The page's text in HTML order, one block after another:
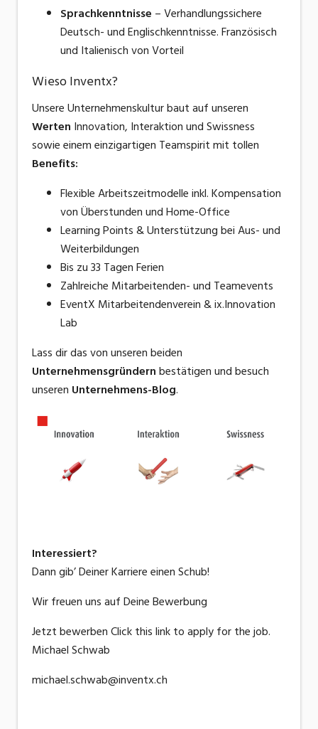
Sprachkenntnisse – Verhandlungssichere
Deutsch- und Englischkenntnisse. Französisch
und Italienisch von Vorteil
Wieso Inventx?
Unsere Unternehmenskultur baut auf unseren
Werten Innovation, Interaktion und Swissness
sowieeinem einzigartigen Teamspiritmit tollen
Benefits:
Flexible Arbeitszeitmodelle inkl. Kompensation
von Überstunden und Home-Office
Learning Points & Unterstützung bei Aus- und
Weiterbildungen
Bis zu 33 Tagen Ferien
Zahlreiche Mitarbeitenden- und Teamevents
EventX Mitarbeitendenverein & ix.Innovation
Lab
Lass dir das von unseren beiden
Unternehmensgründernbestätigen und besuch
unseren Unternehmens-Blog.
Interessiert?
Dann gib’ Deiner Karriere einen Schub!
Wir freuen uns auf Deine Bewerbung
Jetzt bewerbenClick this link to apply for the job.
Michael Schwab
michael.schwab@inventx.ch